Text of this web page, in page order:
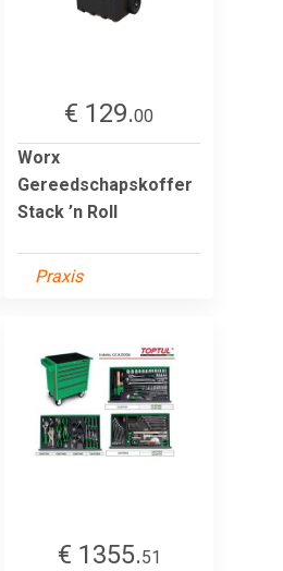
€ 129.00
Worx
Gereedschapskoffer
Stack ’n Roll
Praxis
€ 1355.51